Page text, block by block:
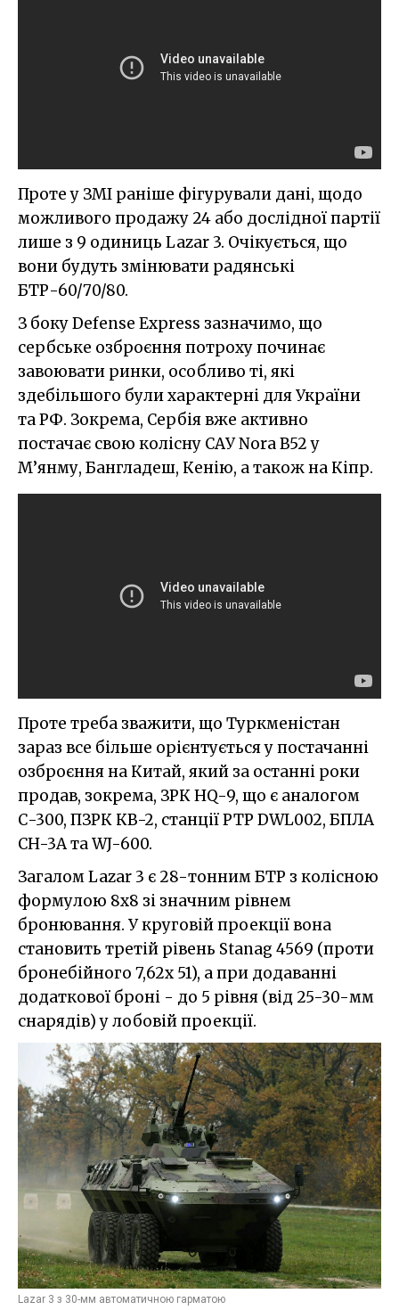
Проте у ЗМІ раніше фігурували дані, щодо
можливого продажу 24 або дослідної партії
лише з 9 одиниць Lazar 3. Очікується, що
вони будуть змінювати радянські
БТР-60/70/80.
З боку Defense Express зазначимо, що
сербське озброєння потроху починає
завоювати ринки, особливо ті, які
здебільшого були характерні для України
та РФ. Зокрема, Сербія вже активно
постачає свою колісну САУ Nora B52 у
М’янму, Бангладеш, Кенію, а також на Кіпр.
Проте треба зважити, що Туркменістан
зараз все більше орієнтується у постачанні
озброєння на Китай, який за останні роки
продав, зокрема, ЗРК HQ-9, що є аналогом
С-300, ПЗРК КВ-2, станції РТР DWL002, БПЛА
CH-3A та WJ-600.
Загалом Lazar 3 є 28-тонним БТР з колісною
формулою 8х8 зі значним рівнем
бронювання. У круговій проекції вона
становить третій рівень Stanag 4569 (проти
бронебійного 7,62x 51), а при додаванні
додаткової броні - до 5 рівня (від 25-30-мм
снарядів) у лобовій проекції.
Lazar 3 з 30-мм автоматичною гарматою